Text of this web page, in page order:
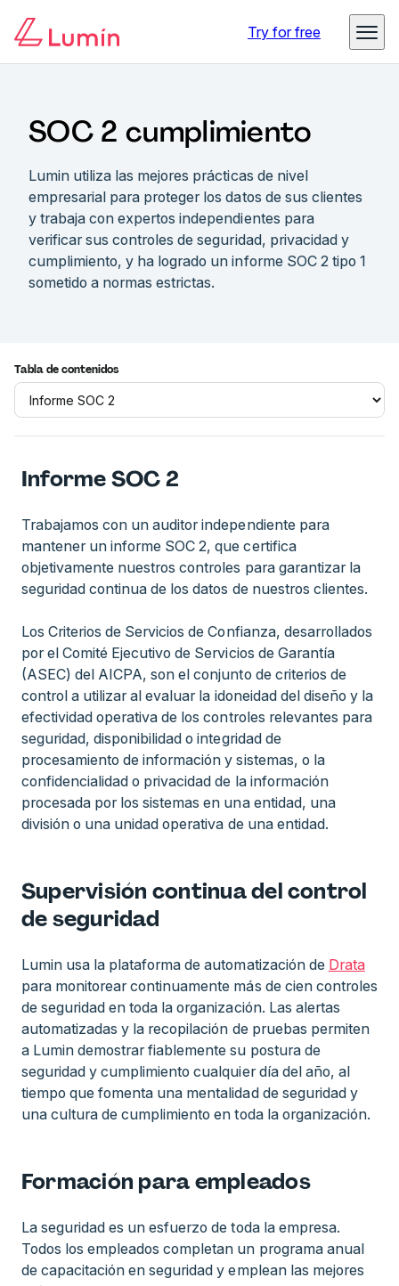
Try for free
SOC 2 cumplimiento
Lumin utiliza las mejores prácticas de nivel
empresarial para proteger los datos de sus clientes
y trabaja con expertos independientes para
verificar sus controles de seguridad, privacidad y
cumplimiento, y ha logrado un informe SOC 2 tipo 1
sometido a normas estrictas.
Tabla de contenidos
Informe SOC 2
Trabajamos con un auditor independiente para
mantener un informe SOC 2, que certifica
objetivamente nuestros controles para garantizar la
seguridad continua de los datos de nuestros clientes.
Los Criterios de Servicios de Confianza, desarrollados
por el Comité Ejecutivo de Servicios de Garantía
(ASEC) del AICPA, son el conjunto de criterios de
control a utilizar al evaluar la idoneidad del diseño y la
efectividad operativa de los controles relevantes para
seguridad, disponibilidad o integridad de
procesamiento de información y sistemas, o la
confidencialidad o privacidad de la información
procesada por los sistemas en una entidad, una
división o una unidad operativa de una entidad.
Supervisión continua del control
de seguridad
Lumin usa la plataforma de automatización de Drata
para monitorear continuamente más de cien controles
de seguridad en toda la organización. Las alertas
automatizadas y la recopilación de pruebas permiten
a Lumin demostrar fiablemente su postura de
seguridad y cumplimiento cualquier día del año, al
tiempo que fomenta una mentalidad de seguridad y
una cultura de cumplimiento en toda la organización.
Formación para empleados
La seguridad es un esfuerzo de toda la empresa.
Todos los empleados completan un programa anual
de capacitación en seguridad y emplean las mejores